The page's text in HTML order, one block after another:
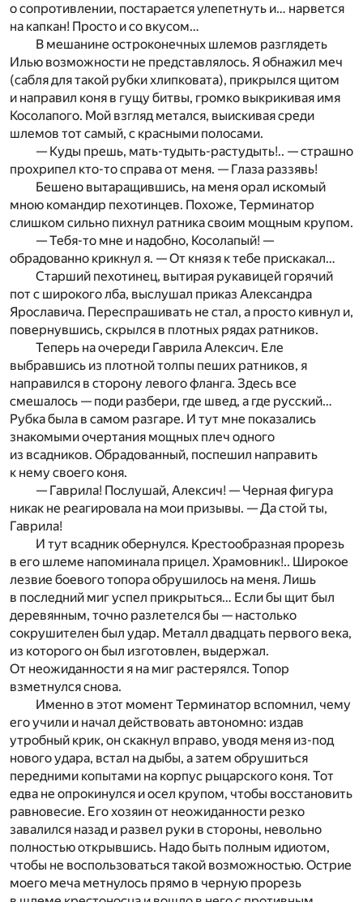
о сопротивлении, постарается улепетнуть и… нарвется
на капкан! Просто и со вкусом…
В мешанине остроконечных шлемов разглядеть
Илью возможности не представлялось. Я обнажил меч
(сабля для такой рубки хлипковата), прикрылся щитом
и направил коня в гущу битвы, громко выкрикивая имя
Косолапого. Мой взгляд метался, выискивая среди
шлемов тот самый, с красными полосами.
— Куды прешь, мать-тудыть-растудыть!.. — страшно
прохрипел кто-то справа от меня. — Глаза раззявь!
Бешено вытаращившись, на меня орал искомый
мною командир пехотинцев. Похоже, Терминатор
слишком сильно пихнул ратника своим мощным крупом.
— Тебя-то мне и надобно, Косолапый! —
обрадованно крикнул я. — От князя к тебе прискакал…
Старший пехотинец, вытирая рукавицей горячий
пот с широкого лба, выслушал приказ Александра
Ярославича. Переспрашивать не стал, а просто кивнул и,
повернувшись, скрылся в плотных рядах ратников.
Теперь на очереди Гаврила Алексич. Еле
выбравшись из плотной толпы пеших ратников, я
направился в сторону левого фланга. Здесь все
смешалось — поди разбери, где швед, а где русский…
Рубка была в самом разгаре. И тут мне показались
знакомыми очертания мощных плеч одного
из всадников. Обрадованный, поспешил направить
к нему своего коня.
— Гаврила! Послушай, Алексич! — Черная фигура
никак не реагировала на мои призывы. — Да стой ты,
Гаврила!
И тут всадник обернулся. Крестообразная прорезь
в его шлеме напоминала прицел. Храмовник!.. Широкое
лезвие боевого топора обрушилось на меня. Лишь
в последний миг успел прикрыться… Если бы щит был
деревянным, точно разлетелся бы — настолько
сокрушителен был удар. Металл двадцать первого века,
из которого он был изготовлен, выдержал.
От неожиданности я на миг растерялся. Топор
взметнулся снова.
Именно в этот момент Терминатор вспомнил, чему
его учили и начал действовать автономно: издав
утробный крик, он скакнул вправо, уводя меня из-под
нового удара, встал на дыбы, а затем обрушиться
передними копытами на корпус рыцарского коня. Тот
едва не опрокинулся и осел крупом, чтобы восстановить
равновесие. Его хозяин от неожиданности резко
завалился назад и развел руки в стороны, невольно
полностью открывшись. Надо быть полным идиотом,
чтобы не воспользоваться такой возможностью. Острие
моего меча метнулось прямо в черную прорезь